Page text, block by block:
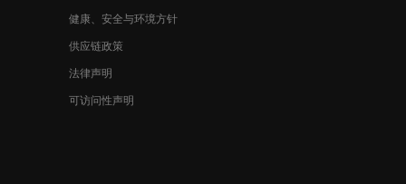
健康、安全与环境方针
供应链政策
法律声明
可访问性声明